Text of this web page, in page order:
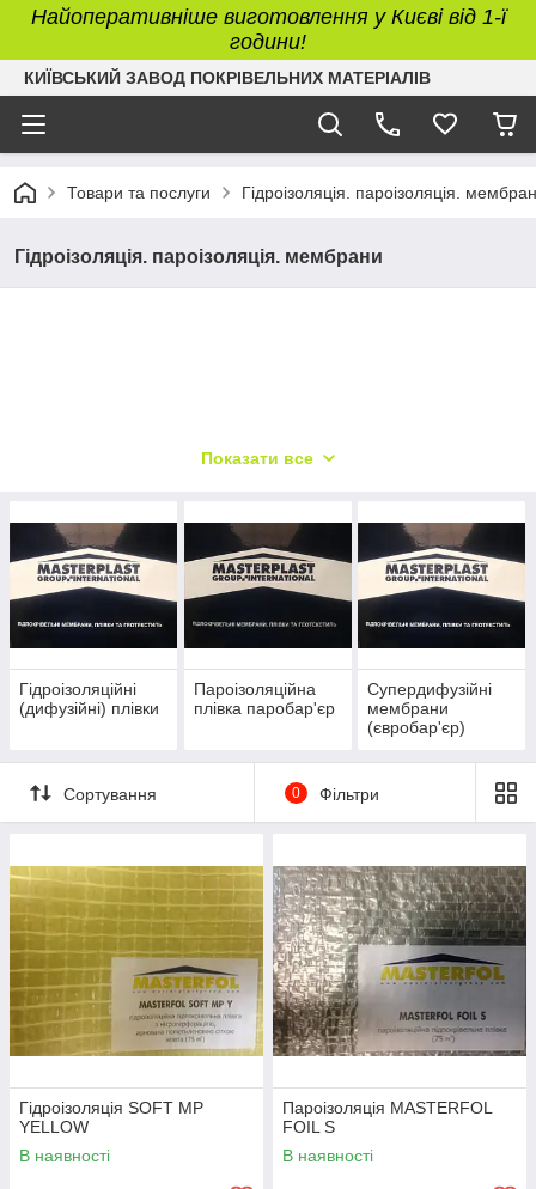
Найоперативніше виготовлення у Києві від 1-ї
години!
КИЇВСЬКИЙ ЗАВОД ПОКРІВЕЛЬНИХ МАТЕРІАЛІВ
Товари та послуги Гідроізоляція. пароізоляція.
Гідроізоляція. пароізоляція. мембрани
Показати все
Гідроізоляційні
(дифузійні) плівки
Пароізоляційна
плівка паробар'єр
Супердифузійні
мембрани
(євробар'єр)
Сортування 0 Фільтри
Гідроізоляція SOFT MP
YELLOW
В наявності
Пароізоляція MASTERFOL
FOIL S
В наявності